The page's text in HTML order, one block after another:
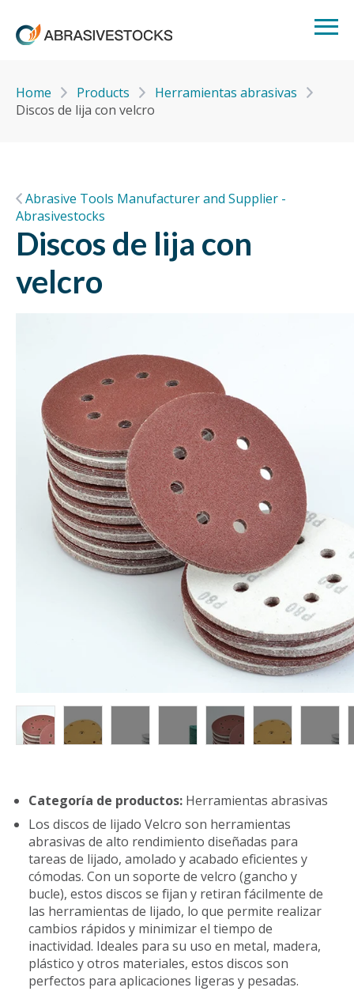
Home Products
Herramientas abrasivas
Discos de lija con velcro
Abrasive Tools Manufacturer and Supplier -
Abrasivestocks
Discos de lija con
velcro
Categoría de productos: Herramientas abrasivas
Los discos de lijado Velcro son herramientas
abrasivas de alto rendimiento diseñadas para
tareas de lijado, amolado y acabado eficientes y
cómodas. Con un soporte de velcro (gancho y
bucle), estos discos se fijan y retiran fácilmente de
las herramientas de lijado, lo que permite realizar
cambios rápidos y minimizar el tiempo de
inactividad. Ideales para su uso en metal, madera,
plástico y otros materiales, estos discos son
perfectos para aplicaciones ligeras y pesadas.